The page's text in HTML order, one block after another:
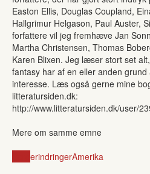
Easton Ellis, Douglas Coupland,
Hallgrimur Helgason, Paul Auster,
forfattere vil jeg fremhæve Jan
Martha Christensen, Thomas
Karen Blixen. Jeg læser stort set
fantasy har af en eller anden
interesse. Læs også gerne mine
litteratursiden.dk:
http://www.litteratursiden.dk/user/
Mere om samme emne
erindringerAmerika